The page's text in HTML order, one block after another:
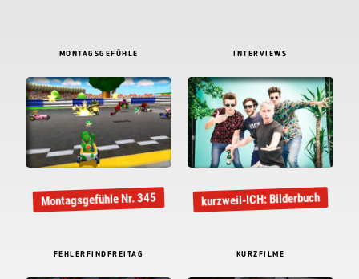
MONTAGSGEFÜHLE
Montagsgefühle Nr. 345
INTERVIEWS
kurzweil-ICH: Bilderbuch
FEHLERFINDFREITAG KURZFILME